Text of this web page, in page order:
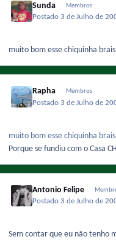
Sunda Membros
Postado 3 de Julho de
muito bom esse chiquinha
Rapha Membros
Postado 3 de Julho de
muito bom esse chiquinha
Porque se fundiu com o Casa
Antonio Felipe
Postado 3 de Julho de
Sem contar que eu não tenho